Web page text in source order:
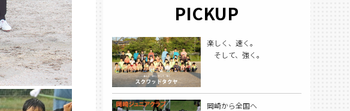
PICKUP
楽しく、速く。
そして、強く。
岡崎から全国へ